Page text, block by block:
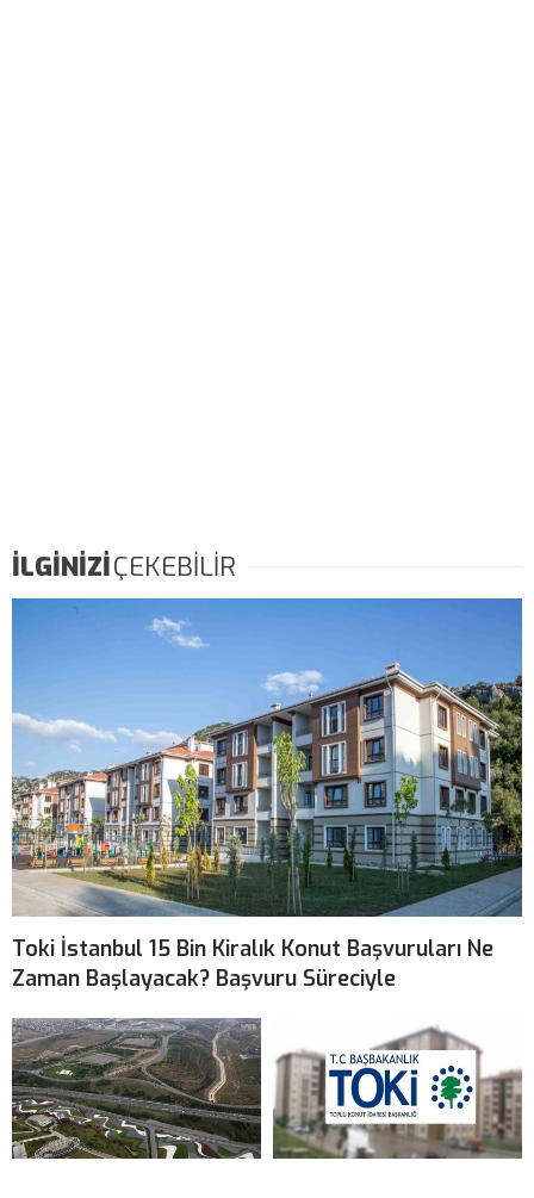
İLGİNİZİÇEKEBİLİR
Toki İstanbul 15 Bin Kiralık Konut Başvuruları Ne
Zaman Başlayacak? Başvuru Süreciyle